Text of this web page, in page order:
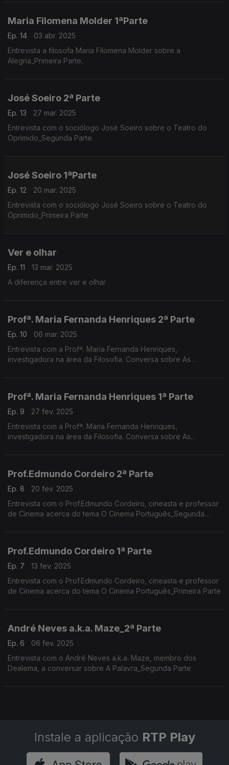
Maria Filomena Molder 1ªParte
Ep. 14
03 abr. 2025
Entrevista a filosofa Maria Filomena Molder sobre a
Alegria_Primeira Parte.
José Soeiro 2ª Parte
Ep. 13
27 mar. 2025
Entrevista com o sociólogo José Soeiro sobre o Teatro do
Oprimido_Segunda Parte.
José Soeiro 1ªParte
Ep. 12
20 mar. 2025
Entrevista com o sociólogo José Soeiro sobre o Teatro do
Oprimido_Primeira Parte
Ver e olhar
Ep. 11
13 mar. 2025
A diferença entre ver e olhar
Profª. Maria Fernanda Henriques 2ª Parte
Ep. 10
06 mar. 2025
Entrevista com a Profª. Maria Fernanda Henriques,
investigadora na área da Filosofia. Conversa sobre As
Profª. Maria Fernanda Henriques 1ª Parte
Ep. 9
27 fev. 2025
Entrevista com a Profª. Maria Fernanda Henriques,
investigadora na área da Filosofia. Conversa sobre As
Prof.Edmundo Cordeiro 2ª Parte
Ep. 8
20 fev. 2025
Entrevista com o Prof.Edmundo Cordeiro, cineasta e professor
de Cinema acerca do tema O Cinema Português_Segunda
Prof.Edmundo Cordeiro 1ª Parte
Ep. 7
13 fev. 2025
Entrevista com o Prof.Edmundo Cordeiro, cineasta e professor
de Cinema acerca do tema O Cinema Português_Primeira Parte
André Neves a.k.a. Maze_2ª Parte
Ep. 6
06 fev. 2025
Entrevista com o André Neves a.k.a. Maze, membro dos
Dealema, a conversar sobre A Palavra_Segunda Parte
Instale a aplicação RTP Play